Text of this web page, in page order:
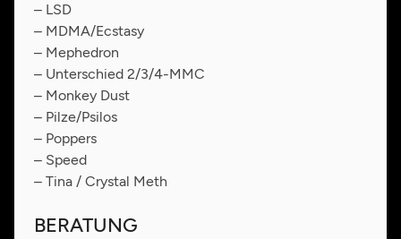
– LSD
– MDMA/Ecstasy
– Mephedron
– Unterschied 2/3/4-MMC
– Monkey Dust
– Pilze/Psilos
– Poppers
– Speed
– Tina / Crystal Meth
BERATUNG